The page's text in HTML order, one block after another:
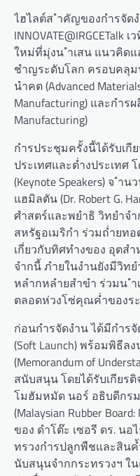
ไฮไลต์ส ำคัญของกำรจัด
ใหม่ที่มุ่งน ำเสน แนวคิด
ชำญระดับโลก ครอบคลุ
นำคต (Advanced
Manufacturing) และกำร
Manufacturing)
กำรประชุมครั้งนี้ได้รับเกี
ประเทศและต่ำงประเทศ
(Keynote Speakers) จ ำ
แฮมิลตัน (Dr. Robert G.
ศำสตร์และพยำธิ วิทยำจ
สหรัฐอเมริกำ ร่วมถ่ำยท
เกี่ยวกับทิศทำงของ อุตส
จำกนี้ ภำยในงำนยังมีวิท
หลำกหลำยสำขำ ร่วมน
ตลอดห่วงโซ่คุณค่ำของร
ก่อนกำรจัดงำน ได้มีกำร
(Soft Launch) พร้อมพิธีล
(Memorandum of
สนับสนุน โดยได้รับเกียร
โมฮัมหมัด นอร์ อธิบดีกรม
(Malaysian Rubber
ของ ดำโต๊ะ เซอรี ดร. น
ทรวงกำรปลูกพืชและสิน
นับสนุนจำกกระทรวงฯ ใ